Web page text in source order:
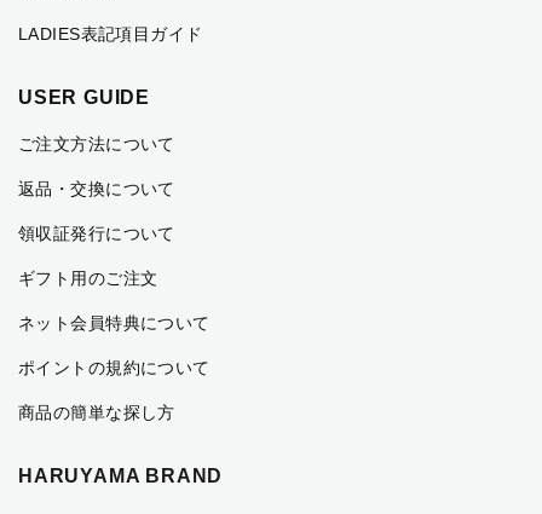
LADIES表記項目ガイド
USER GUIDE
ご注文方法について
返品・交換について
領収証発行について
ギフト用のご注文
ネット会員特典について
ポイントの規約について
商品の簡単な探し方
HARUYAMA BRAND